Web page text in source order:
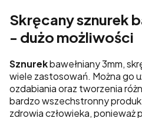
Skręcany sznurek
- dużo możliwości
Sznurekbawełniany 3mm,
wiele zastosowań. Można go
ozdabiania oraz tworzenia
bardzo wszechstronny
zdrowia człowieka,